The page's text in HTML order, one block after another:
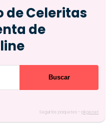
de Celeritas
de
Seguir los paquetes –pkge.net